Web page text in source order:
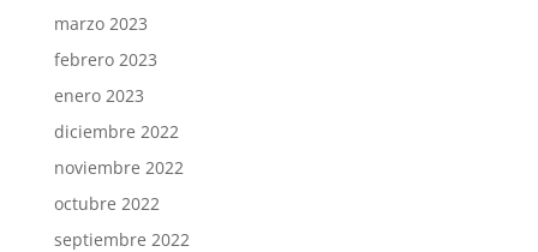
marzo 2023
febrero 2023
enero 2023
diciembre 2022
noviembre 2022
octubre 2022
septiembre 2022